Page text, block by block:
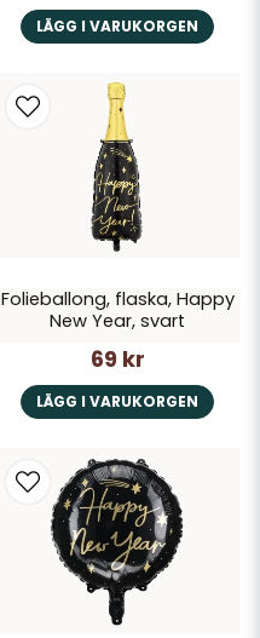
LÄGG I VARUKORGEN
Folieballong, flaska, Happy
New Year, svart
69 kr
LÄGG I VARUKORGEN